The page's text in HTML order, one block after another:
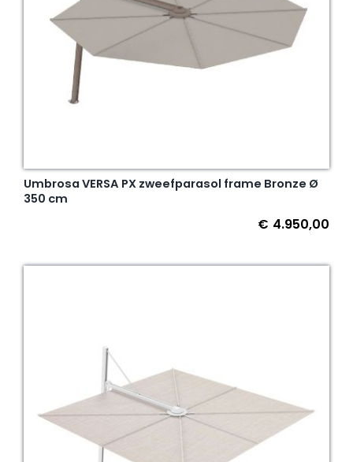
Umbrosa VERSA PX zweefparasol frame Bronze Ø
350 cm
€ 4.950,00